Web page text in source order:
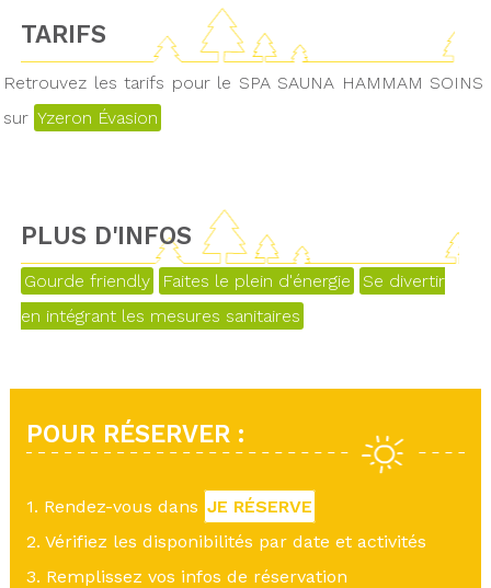
TARIFS
Retrouvez les tarifs pour le SPA SAUNA HAMMAM SOINS
sur Yzeron Évasion
PLUS D'INFOS
Gourde friendly Faites le plein d'énergie
Se divertir
en intégrant les mesures sanitaires
POUR RÉSERVER :
1. Rendez-vous dans JE RÉSERVE
2. Vérifiez les disponibilités par date et activités
3. Remplissez vos infos de réservation